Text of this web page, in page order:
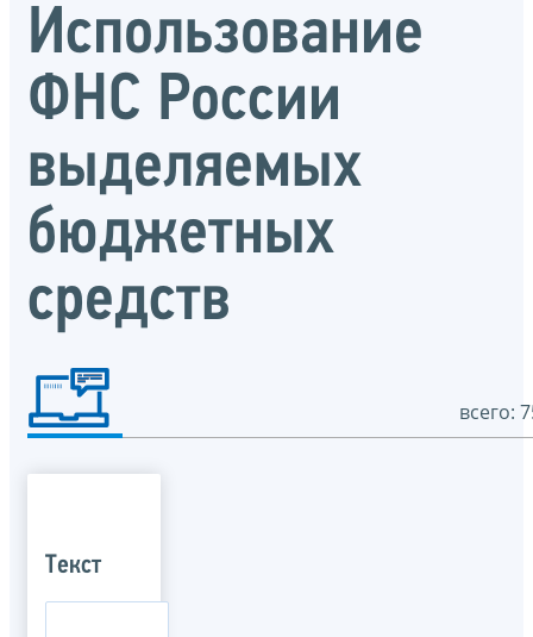
Использование
ФНС России
выделяемых
бюджетных
средств
всего:
Текст